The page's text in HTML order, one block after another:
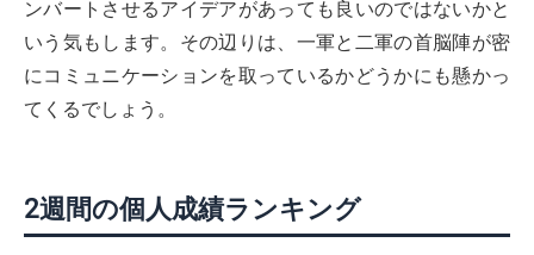
ンバートさせるアイデアがあっても良いのではないかと
いう気もします。その辺りは、一軍と二軍の首脳陣が密
にコミュニケーションを取っているかどうかにも懸かっ
てくるでしょう。
2週間の個人成績ランキング